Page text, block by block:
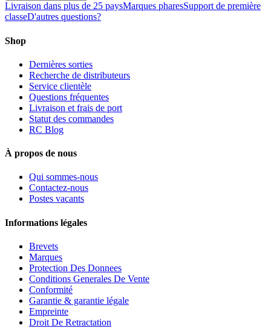
Livraison dans plus de 25 paysMarques pharesSupport de première
classeD'autres questions?
Shop
Dernières sorties
Recherche de distributeurs
Service clientèle
Questions fréquentes
Livraison et frais de port
Statut des commandes
RC Blog
À propos de nous
Qui sommes-nous
Contactez-nous
Postes vacants
Informations légales
Brevets
Marques
Protection Des Donnees
Conditions Generales De Vente
Conformité
Garantie & garantie légale
Empreinte
Droit De Retractation